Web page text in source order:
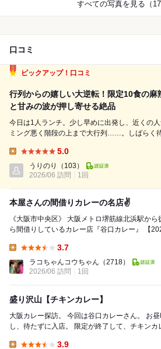
すべての写真を見る（
口コミ
ピックアップ！口コミ
行列からの嬉しい大逆転！限定10食の麻
と甘みの波が押し寄せる絶品
今日は1人ランチ。少し早めに出発し、近くの
ミング悪く階段の上まで大行列……。しばらく
美味しそうなカレー屋さん「谷口カレー」を発
て向かったところ、なんと店内は...
5.0
うりのり
（103）
2026/06 訪問
1回
本屋さんの間借りカレーの名店✌️
《大阪市中央区》 大阪メトロ堺筋線北浜駅から徒歩約５分、本屋さんか
ら間借りしているカレー店『谷口カレー』 【2026.6.11】訪問 カレー部
3.7
ラコちゃんコウちゃん （2718）
2026/06 訪問
1回
盛り沢山【チキンカレー】
大阪カレー探訪。 今回は谷口カレーさん。 お昼時を外した訪問が功を奏
し、待たずに入店。 限定が終了して、チキンカレーのみの提供というこ
3.9